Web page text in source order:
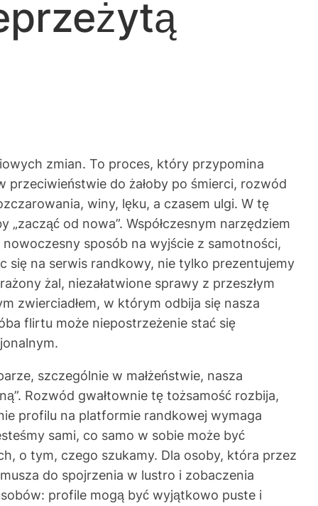
zmian. To proces, który przypomina
przeciwieństwie do żałoby po śmierci, rozwód
winy, lęku, a czasem ulgi. W tę
od nowa”. Współczesnym narzędziem
sposób na wyjście z samotności,
się na serwis randkowy, nie tylko prezentujemy
żal, niezałatwione sprawy z przeszłym
zwierciadłem, w którym odbija się nasza
flirtu może niepostrzeżenie stać się
szczególnie w małżeństwie, nasza
Rozwód gwałtownie tę tożsamość rozbija,
profilu na platformie randkowej wymaga
sami, co samo w sobie może być
o tym, czego szukamy. Dla osoby, która przez
do spojrzenia w lustro i zobaczenia
profile mogą być wyjątkowo puste i